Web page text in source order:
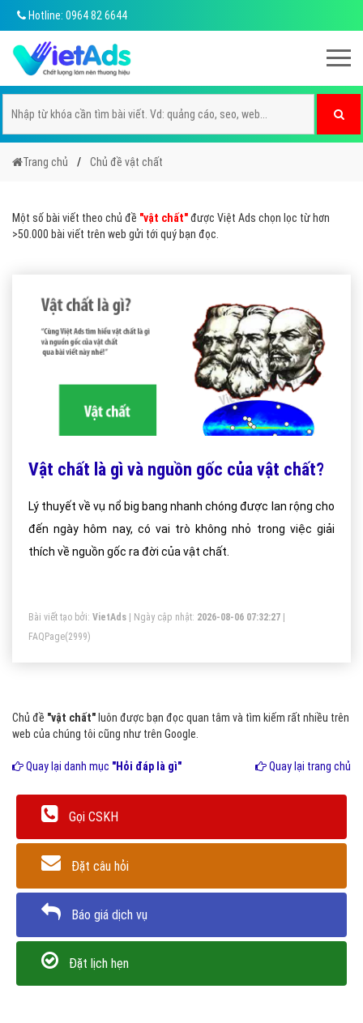
Hotline: 0964 82 6644
Trang chủ Chủ đề vật chất
Một số bài viết theo chủ đề "vật chất"được Việt Ads chọn lọc từ hơn
>50.000 bài viết trên web gửi tới quý bạn đọc.
Vật chất là gì và nguồn gốc của vật chất?
Lý thuyết về vụ nổ big bang nhanh chóng được lan rộng cho
đến ngày hôm nay, có vai trò không nhỏ trong việc giải
thích về nguồn gốc ra đời của vật chất.
Bài viết tạo bởi: VietAds | Ngày cập nhật: 2026-08-06 07:32:27
FAQPage(2999)
Chủ đề "vật chất" luôn được bạn đọc quan tâm và tìm kiếm rất nhiều trên
web của chúng tôi cũng như trên Google.
Quay lại danh mục "Hỏi đáp là gì" Quay lại trang chủ
Gọi CSKH
Đặt câu hỏi
Báo giá dịch vụ
Đặt lịch hẹn